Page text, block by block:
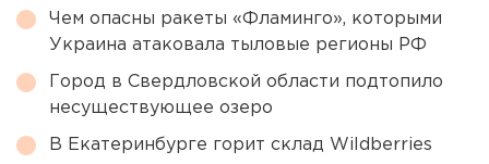
Чем опасны ракеты «Фламинго», которыми
Украина атаковала тыловые регионы РФ
Город в Свердловской области подтопило
несуществующее озеро
В Екатеринбурге горит склад Wildberries